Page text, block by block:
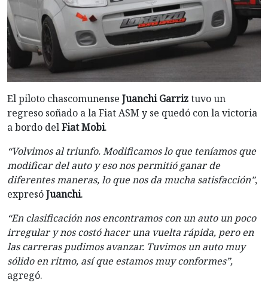
El piloto chascomunense Juanchi Garriztuvo un
regreso soñado a la Fiat ASM y se quedó con la victoria
a bordo delFiat Mobi.
“Volvimos al triunfo. Modificamos lo que teníamos que
modificar del auto y eso nos permitió ganar de
diferentes maneras, lo que nos da mucha satisfacción”,
expresóJuanchi.
“En clasificación nos encontramos con un auto un poco
irregular y nos costó hacer una vuelta rápida, pero en
las carreras pudimos avanzar. Tuvimos un auto muy
sólido en ritmo, así que estamos muy conformes”,
agregó.